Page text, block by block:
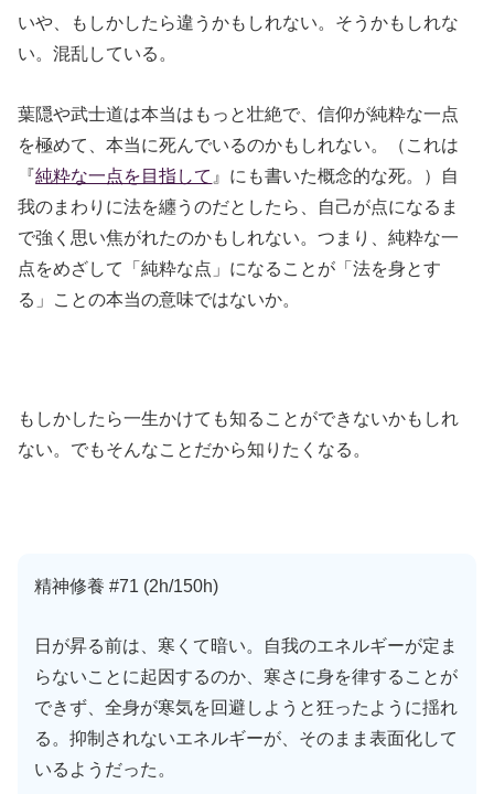
いや、もしかしたら違うかもしれない。そうかもしれな
い。混乱している。
葉隠や武士道は本当はもっと壮絶で、信仰が純粋な一点
を極めて、本当に死んでいるのかもしれない。（これは
『純粋な一点を目指して 』にも書いた概念的な死。）自
我のまわりに法を纏うのだとしたら、自己が点になるま
で強く思い焦がれたのかもしれない。つまり、純粋な一
点をめざして「純粋な点」になることが「法を身とす
る」ことの本当の意味ではないか。
もしかしたら一生かけても知ることができないかもしれ
ない。でもそんなことだから知りたくなる。
精神修養 #71 (2h/150h)
日が昇る前は、寒くて暗い。自我のエネルギーが定ま
らないことに起因するのか、寒さに身を律することが
できず、全身が寒気を回避しようと狂ったように揺れ
る。抑制されないエネルギーが、そのまま表面化して
いるようだった。